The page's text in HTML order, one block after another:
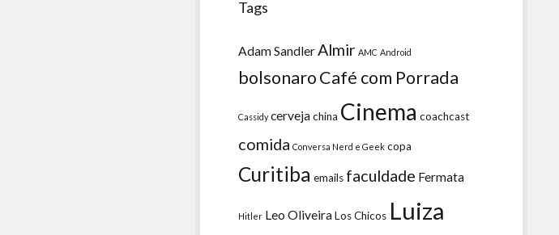
Tags
Adam Sandler Almir AMC Android
bolsonaroCafé com Porrada
Cassidy cervejachina Cinema coachcast
comida Conversa Nerd e Geek copa
Curitiba emails faculdade Fermata
Hitler Leo OliveiraLos Chicos Luiza